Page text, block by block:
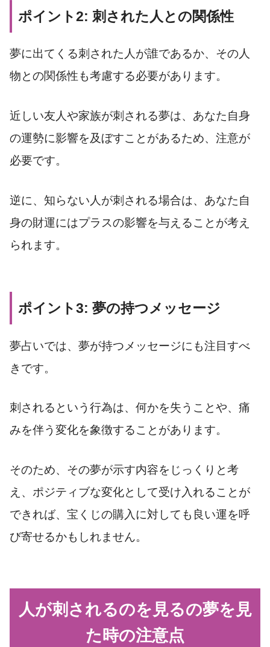
ポイント2: 刺された人との関係性
夢に出てくる刺された人が誰であるか、その人
物との関係性も考慮する必要があります。
近しい友人や家族が刺される夢は、あなた自身
の運勢に影響を及ぼすことがあるため、注意が
必要です。
逆に、知らない人が刺される場合は、あなた自
身の財運にはプラスの影響を与えることが考え
られます。
ポイント3: 夢の持つメッセージ
夢占いでは、夢が持つメッセージにも注目すべ
きです。
刺されるという行為は、何かを失うことや、痛
みを伴う変化を象徴することがあります。
そのため、その夢が示す内容をじっくりと考
え、ポジティブな変化として受け入れることが
できれば、宝くじの購入に対しても良い運を呼
び寄せるかもしれません。
人が刺されるのを見るの夢を見
た時の注意点